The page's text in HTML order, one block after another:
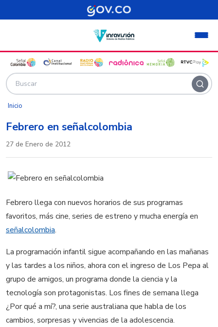
Pasar al contenido principal
Inicio
Febrero en señalcolombia
27 de Enero de 2012
Febrero llega con nuevos horarios de sus programas
favoritos, más cine, series de estreno y mucha energía en
señalcolombia.
La programación infantil sigue acompañando en las mañanas
y las tardes a los niños, ahora con el ingreso de Los Pepa al
grupo de amigos, un programa donde la ciencia y la
tecnología son protagonistas. Los fines de semana llega
¿Por qué a mí?, una serie australiana que habla de los
cambios, sorpresas y vivencias de la adolescencia.